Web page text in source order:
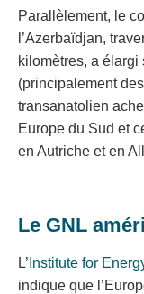
Parallèlement, le
l’Azerbaïdjan,
kilomètres, a
(principalement
transanatolien
Europe du Sud et
en Autriche et en
Le GNL
L’ Institute for
indique que